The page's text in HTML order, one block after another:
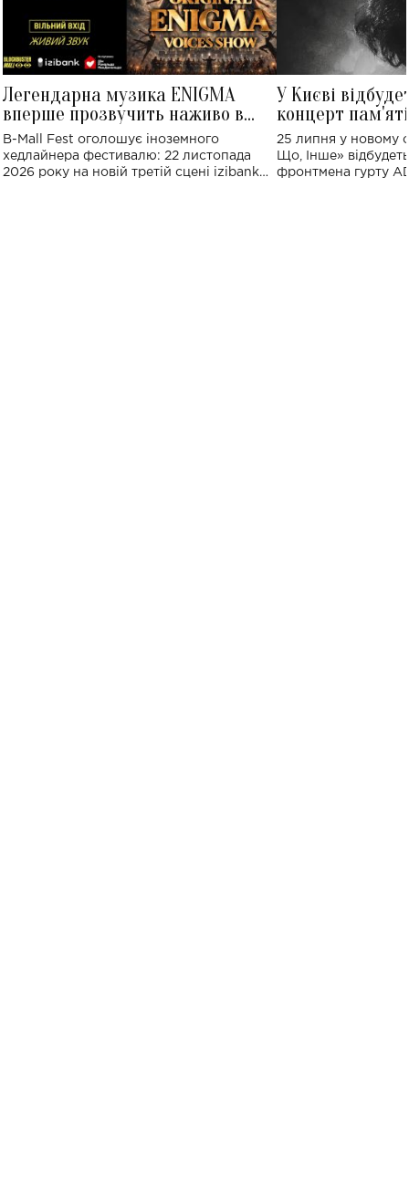
Легендарна музика ENIGMA
вперше прозвучить наживо в
Україні: де відбудеться концерт
B-Mall Fest оголошує іноземного
хедлайнера фестивалю: 22 листопада
2026 року на новій третій сцені izibank
У Києві
концерт
Клименка:
виконають
25 липня у новому
Що, Інше»
фронтмена гурту